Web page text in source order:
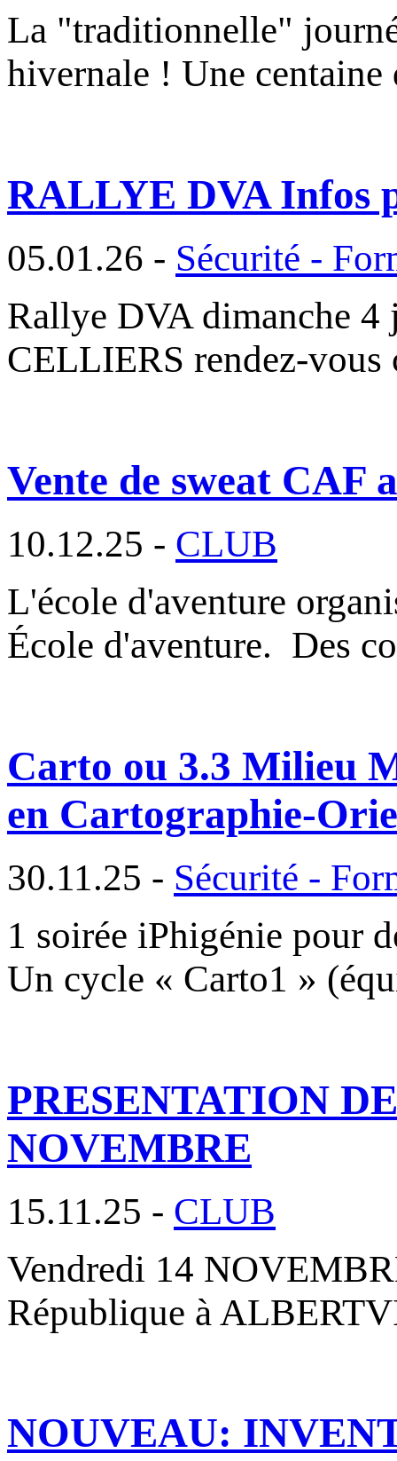
La "traditionnelle"
hivernale ! Une centaine
RALLYE DVA Infos
05.01.26 - Sécurité -
Rallye DVA dimanche
CELLIERS rendez-
Vente de sweat CAF
10.12.25 - CLUB
L'école d'aventure
École d'aventure. Des
Carto ou 3.3 Milieu
en Cartographie-
30.11.25 - Sécurité -
1 soirée iPhigénie pour
Un cycle « Carto1 »
PRESENTATION
NOVEMBRE
15.11.25 - CLUB
Vendredi 14
République à
NOUVEAU: